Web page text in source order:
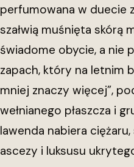
perfumowana w duecie
szałwią muśnięta skórą
świadome obycie, a nie
zapach, który na letnim
mniej znaczy więcej”,
wełnianego płaszcza i
lawenda nabiera
ascezy i luksusu